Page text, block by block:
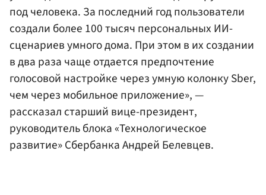
под человека. За последний год пользователи
создали более 100 тысяч персональных ИИ-
сценариев умного дома. При этом в их создании
в два раза чаще отдается предпочтение
голосовой настройке через умную колонку Sber,
чем через мобильное приложение», —
рассказал старший вице-президент,
руководитель блока «Технологическое
развитие» Сбербанка Андрей Белевцев.